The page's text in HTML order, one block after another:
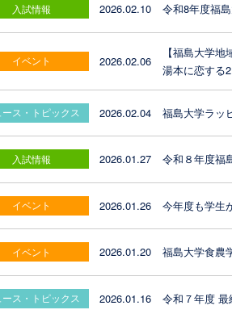
入試情報 2026.02.10 令和8年度福
イベント 2026.02.06
【福島大学
湯本に恋する
ス・トピックス 2026.02.04 福島大学ラッ
入試情報 2026.01.27 令和８年度福
イベント 2026.01.26 今年度も学生
イベント 2026.01.20 福島大学食農
ス・トピックス 2026.01.16 令和７年度